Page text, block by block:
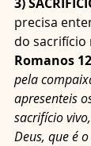
precisa
do sacrifício
Romanos
pela
apresenteis
sacrifício
Deus, que é